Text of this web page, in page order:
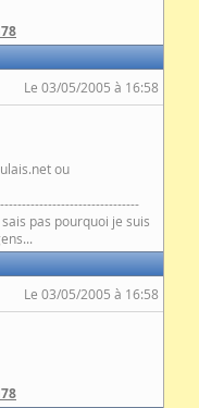
Le 03/05/2005 à 16:58
ou
pas pourquoi je suis
Le 03/05/2005 à 16:58